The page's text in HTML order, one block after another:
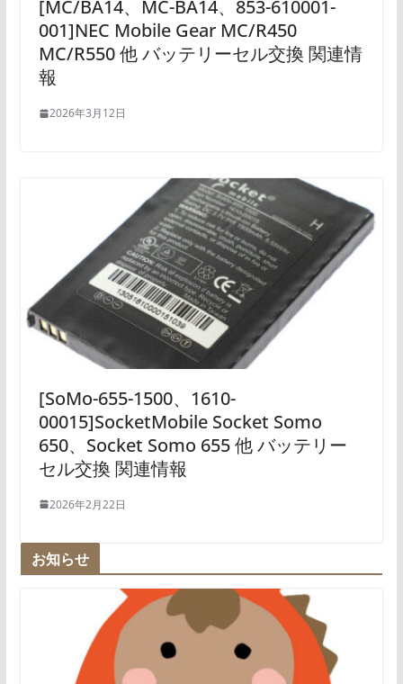
[MC/BA14、MC-BA14、853-610001-
001]NEC Mobile Gear MC/R450
MC/R550 他 バッテリーセル交換 関連情
報
2026年3月12日
[SoMo-655-1500、1610-
00015]SocketMobile Socket Somo
650、Socket Somo 655 他 バッテリー
セル交換 関連情報
2026年2月22日
お知らせ